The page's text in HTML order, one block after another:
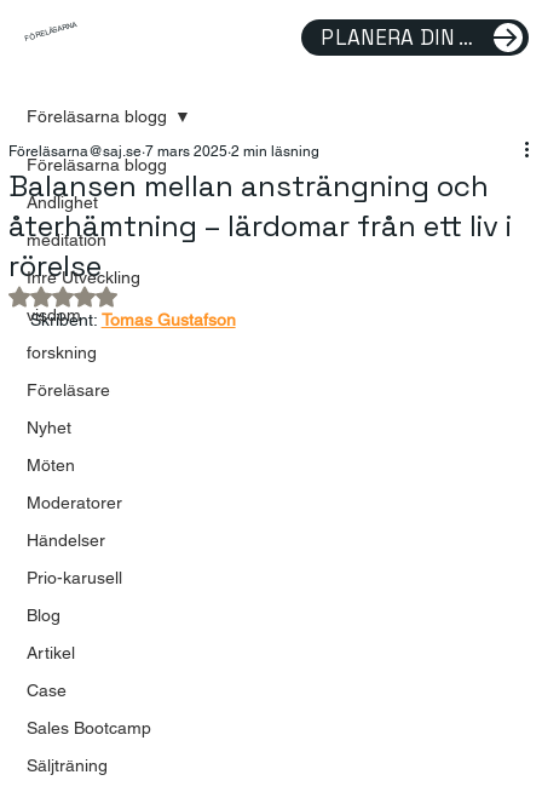
FÖRELÄSARNA PLANERA DIN FÖRELÄSNING
Föreläsarna blogg
Andlighet
meditation
Inre Utveckling
visdom
forskning
Föreläsare
Nyhet
Möten
Moderatorer
Händelser
Prio-karusell
Blog
Artikel
Case
Sales Bootcamp
Säljträning
Föreläsarna blogg
Balansen mellan ansträngning och
återhämtning – lärdomar från ett liv i
rörelse
Föreläsarna@saj.se 7 mars 2025 2 min läsning
Betygsatt till NaN av 5 stjärnor.
Skribent: Tomas Gustafson